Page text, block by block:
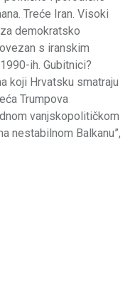
Treće Iran. Visoki
demokratsko
s iranskim
ih. Gubitnici?
koji Hrvatsku smatraju
Trumpova
vanjskopolitičkom
nestabilnom Balkanu”,